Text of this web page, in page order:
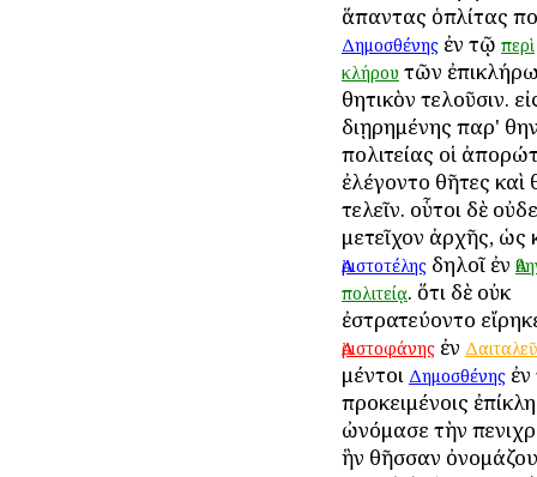
ἅπαντας ὁπλίτας
Δημοσθένης ἐν τῷ περὶ
κλήρου τῶν
θητικὸν τελοῦσιν.
διῃρημένης παρ'
πολιτείας οἱ
ἐλέγοντο θῆτες καὶ
τελεῖν. οὗτοι δὲ
μετεῖχον ἀρχῆς, ὡς
Ἀριστοτέλης δηλοῖ ἐν
πολιτείᾳ. ὅτι δὲ οὐκ
ἐστρατεύοντο
Ἀριστοφάνης ἐν
μέντοι Δημοσθένης ἐν
προκειμένοις
ὠνόμασε τὴν
ἣν θῆσσαν